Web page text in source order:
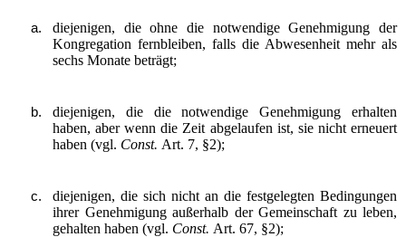
diejenigen, die ohne die notwendige Genehmigung der
Kongregation fernbleiben, falls die Abwesenheit mehr als
sechs Monate beträgt;
diejenigen, die die notwendige Genehmigung erhalten
haben, aber wenn die Zeit abgelaufen ist, sie nicht erneuert
haben (vgl. Const. Art. 7, §2);
diejenigen, die sich nicht an die festgelegten Bedingungen
ihrer Genehmigung außerhalb der Gemeinschaft zu leben,
gehalten haben (vgl. Const. Art. 67, §2);